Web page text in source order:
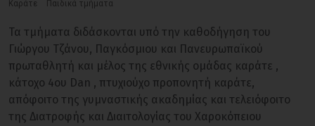
Καράτε Παιδικά τμήματα
Τα τμήματα διδάσκονται υπό την καθοδήγηση του
Γιώργου Τζάνου, Παγκόσμιου και Πανευρωπαϊκού
πρωταθλητή και μέλος της εθνικής ομάδας καράτε ,
κάτοχο 4ου Dan , πτυχιούχο προπονητή καράτε,
απόφοιτο της γυμναστικής ακαδημίας και τελειόφοιτο
της Διατροφής και Διαιτολογίας του Χαροκόπειου